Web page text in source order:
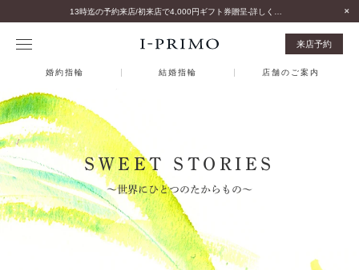
来店予約
婚約指輪 結婚指輪 店舗のご案内
SWEET STORIES
～世界にひとつのたからもの～